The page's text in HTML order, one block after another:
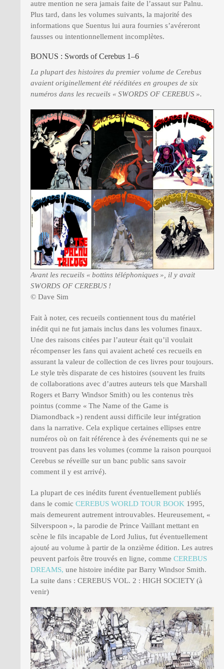
autre mention ne sera jamais faite de l’assaut sur Palnu.
Plus tard, dans les volumes suivants, la majorité des
informations que Suentus lui aura fournies s’avéreront
fausses ou intentionnellement incomplètes.
BONUS : Swords of Cerebus 1–6
La plupart des histoires du premier volume de Cerebus
avaient originellement été rééditées en groupes de six
numéros dans les recueils « SWORDS OF CEREBUS ».
Avant les recueils « bottins téléphoniques », il y avait
SWORDS OF CEREBUS !
© Dave Sim
Fait à noter, ces recueils contiennent tous du matériel
inédit qui ne fut jamais inclus dans les volumes finaux.
Une des raisons citées par l’auteur était qu’il voulait
récompenser les fans qui avaient acheté ces recueils en
assurant la valeur de collection de ces livres pour toujours.
Le style très disparate de ces histoires (souvent les fruits
de collaborations avec d’autres auteurs tels que Marshall
Rogers et Barry Windsor Smith) ou les contenus très
pointus (comme « The Name of the Game is
Diamondback ») rendent aussi difficile leur intégration
dans la narrative. Cela explique certaines ellipses entre
numéros où on fait référence à des événements qui ne se
trouvent pas dans les volumes (comme la raison pourquoi
Cerebus se réveille sur un banc public sans savoir
comment il y est arrivé).
La plupart de ces inédits furent éventuellement publiés
dans le comic CEREBUS WORLD TOUR BOOK 1995,
mais demeurent autrement introuvables. Heureusement, «
Silverspoon », la parodie de Prince Vaillant mettant en
scène le fils incapable de Lord Julius, fut éventuellement
ajouté au volume à partir de la onzième édition. Les autres
peuvent parfois être trouvés en ligne, comme CEREBUS
DREAMS, une histoire inédite par Barry Windsor Smith.
La suite dans : CEREBUS VOL. 2 : HIGH SOCIETY (à
venir)